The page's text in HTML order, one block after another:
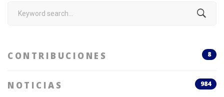
Search
CONTRIBUCIONES 8
NOTICIAS 984